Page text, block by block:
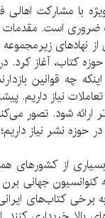
با مشارکت اهالی
همکاری 25 ساله ضروری
از نهاد‌های
کتاب، آغاز کرد.
چه قوانین
نیاز داریم.
ارائه شود. تصور
حوزه نشر نیاز
بسیاری از کشور‌های
کنوانسیون جهانی
برخی کتاب‌های